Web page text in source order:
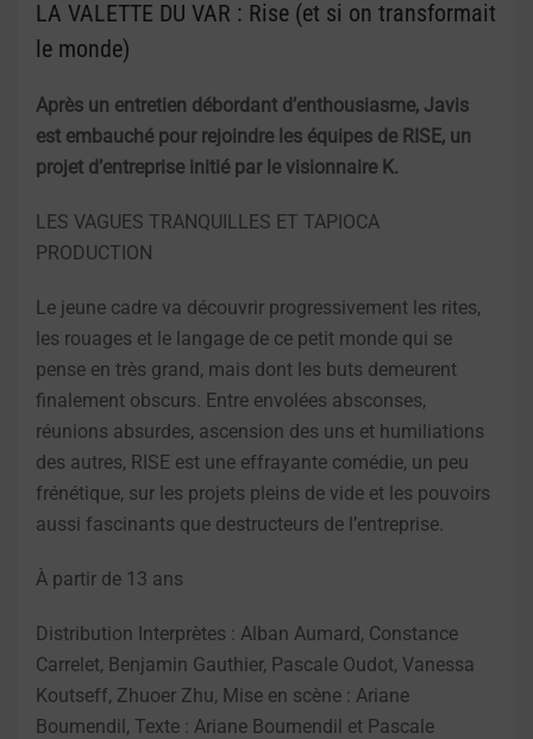
LA VALETTE DU VAR : Rise (et si on transformait
le monde)
Après un entretien débordant d’enthousiasme, Javis
est embauché pour rejoindre les équipes de RISE, un
projet d’entreprise initié par le visionnaire K.
LES VAGUES TRANQUILLES ET TAPIOCA
PRODUCTION
Le jeune cadre va découvrir progressivement les rites,
les rouages et le langage de ce petit monde qui se
pense en très grand, mais dont les buts demeurent
finalement obscurs. Entre envolées absconses,
réunions absurdes, ascension des uns et humiliations
des autres, RISE est une effrayante comédie, un peu
frénétique, sur les projets pleins de vide et les pouvoirs
aussi fascinants que destructeurs de l’entreprise.
À partir de 13 ans
Distribution Interprètes : Alban Aumard, Constance
Carrelet, Benjamin Gauthier, Pascale Oudot, Vanessa
Koutseff, Zhuoer Zhu, Mise en scène : Ariane
Boumendil, Texte : Ariane Boumendil et Pascale